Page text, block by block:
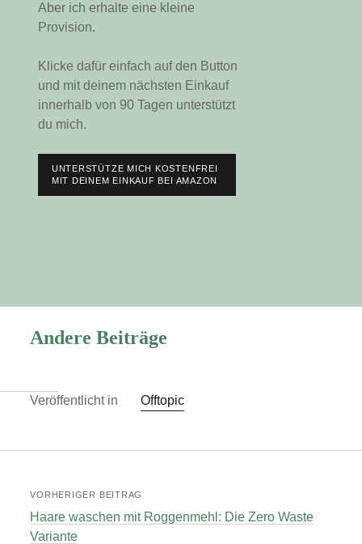
Aber ich erhalte eine kleine
Provision.
Klicke dafür einfach auf den Button
und mit deinem nächsten Einkauf
innerhalb von 90 Tagen unterstützt
du mich.
UNTERSTÜTZE MICH KOSTENFREI
MIT DEINEM EINKAUF BEI AMAZON
Andere Beiträge
Veröffentlicht in Offtopic
VORHERIGER BEITRAG
Haare waschen mit Roggenmehl: Die Zero Waste
Variante